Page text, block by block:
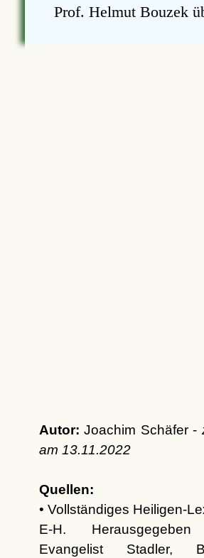
Prof. Helmut Bouzek
Autor: Joachim Schäfer -
am 13.11.2022
Quellen:
• Vollständiges Heiligen-
E-H.
Evangelist Stadler,